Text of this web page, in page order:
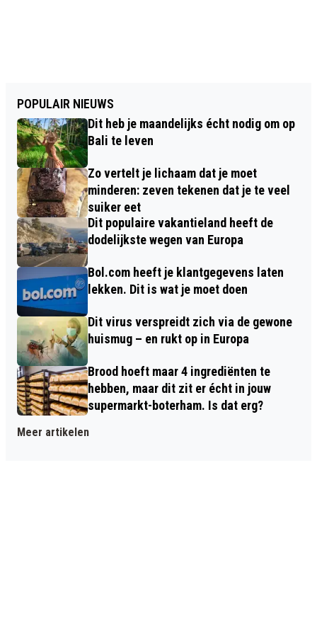
POPULAIR NIEUWS
Dit heb je maandelijks écht nodig om op
Bali te leven
Zo vertelt je lichaam dat je moet
minderen: zeven tekenen dat je te veel
suiker eet
Dit populaire vakantieland heeft de
dodelijkste wegen van Europa
Bol.com heeft je klantgegevens laten
lekken. Dit is wat je moet doen
Dit virus verspreidt zich via de gewone
huismug – en rukt op in Europa
Brood hoeft maar 4 ingrediënten te
hebben, maar dit zit er écht in jouw
supermarkt-boterham. Is dat erg?
Meer artikelen